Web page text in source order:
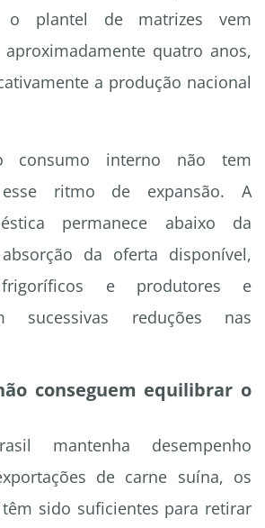
o plantel de matrizes vem
quatro anos,
a produção nacional
consumo interno não tem
esse ritmo de expansão. A
permanece abaixo da
da oferta disponível,
frigoríficos e produtores e
sucessivas reduções nas
conseguem equilibrar o
mantenha desempenho
de carne suína, os
sido suficientes para retirar